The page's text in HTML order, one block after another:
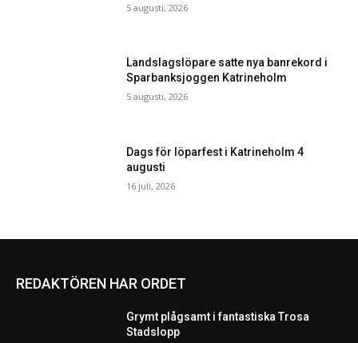
5 augusti, 2026
Landslagslöpare satte nya banrekord i
Sparbanksjoggen Katrineholm
5 augusti, 2026
Dags för löparfest i Katrineholm 4
augusti
16 juli, 2026
REDAKTÖREN HAR ORDET
Grymt plågsamt i fantastiska Trosa
Stadslopp